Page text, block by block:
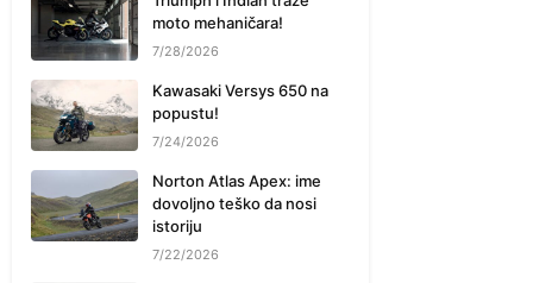
moto mehaničara!
7/28/2026
Kawasaki Versys 650 na
popustu!
7/24/2026
Norton Atlas Apex: ime
dovoljno teško da nosi
istoriju
7/22/2026